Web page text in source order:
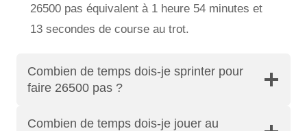
26500 pas équivalent à 1 heure 54 minutes et
13 secondes de course au trot.
Combien de temps dois-je sprinter pour
faire 26500 pas ?
Combien de temps dois-je jouer au